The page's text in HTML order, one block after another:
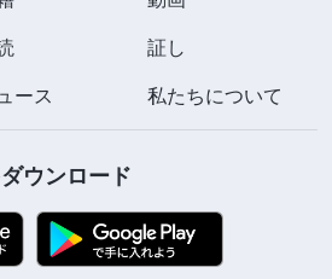
恵みの時代に神が働く時に述
肉において現れる』は終わり
述べた言葉である。どちらも
。全能神の言葉と働きは完全
、全能神は戻ってきた主イエ
スの次の言葉の通りである。
証し
ース 私たちについて
ウンロード